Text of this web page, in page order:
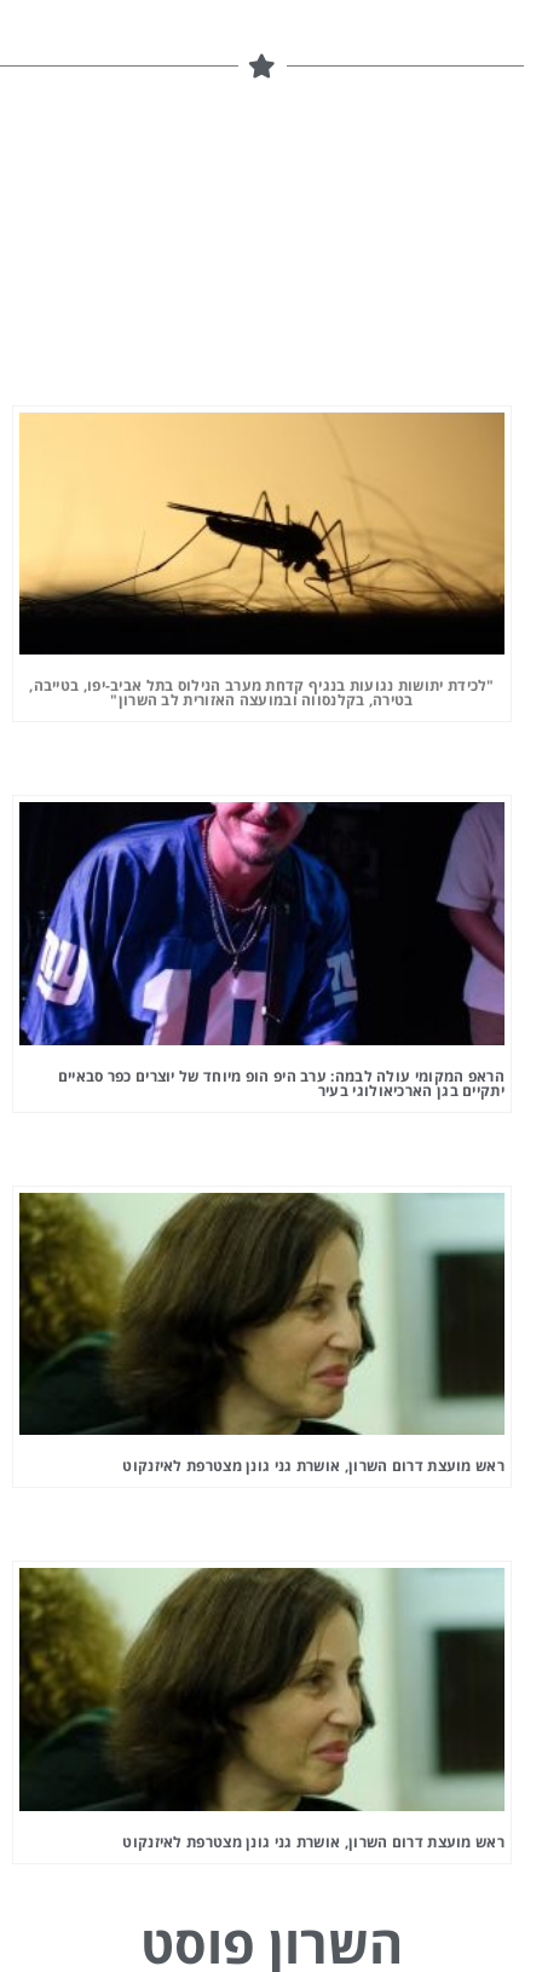
"לכידת יתושות נגועות בנגיף קדחת מערב הנילוס בתל אביב-יפו, בטייבה,
בטירה, בקלנסווה ובמועצה האזורית לב השרון"
הראפ המקומי עולה לבמה: ערב היפ הופ מיוחד של יוצרים כפר סבאיים
יתקיים בגן הארכיאולוגי בעיר
ראש מועצת דרום השרון, אושרת גני גונן מצטרפת לאיזנקוט
ראש מועצת דרום השרון, אושרת גני גונן מצטרפת לאיזנקוט
השרון פוסט